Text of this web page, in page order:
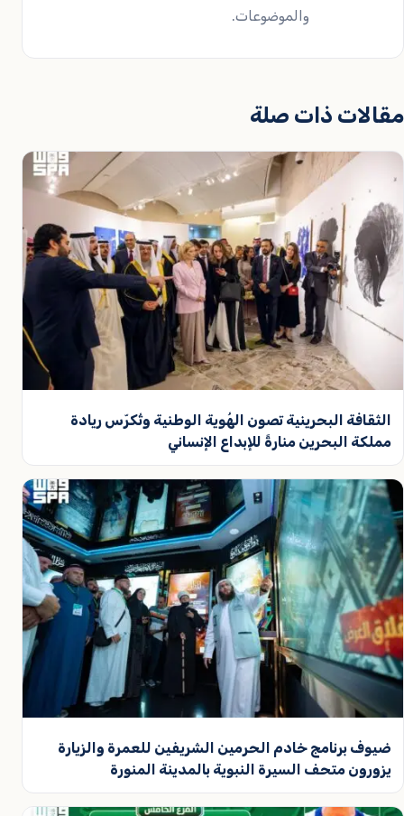
والموضوعات.
مقالات ذات صلة
الثقافة البحرينية تصون الهُوية الوطنية وتُكرّس ريادة
مملكة البحرين منارةً للإبداع الإنساني
ضيوف برنامج خادم الحرمين الشريفين للعمرة والزيارة
يزورون متحف السيرة النبوية بالمدينة المنورة